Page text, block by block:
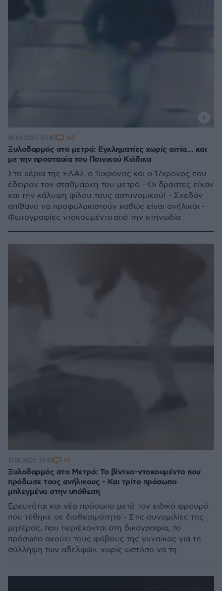
Ξυλοδαρμός στο μετρό: Εγκληματίες χωρίς αιτία... και
με την προστασία του Ποινικού Κώδικα
Στα χέρια της ΕΛΑΣ ο 15χρονος και ο 17χρονος που
έδειραν τον σταθμάρχη του μετρό - Οι δράστες είχαν
και την κάλυψη φίλου τους αστυνομικού! - Σχεδόν
απίθανο να προφυλακιστούν καθώς είναι ανήλικοι -
Φωτογραφίες ντοκουμέντο από την κτηνωδία
18.01.2021, 07:45 165
Ξυλοδαρμός στο Μετρό: Το βίντεο-ντοκουμέντο που
πρόδωσε τους ανήλικους - Και τρίτο πρόσωπο
μπλεγμένο στην υπόθεση
Ερευνάται και νέο πρόσωπο μετά τον ειδικό φρουρό
που τέθηκε σε διαθεσιμότητα - Στις συνομιλίες της
μητέρας, που περιέχονται στη δικογραφία, το
πρόσωπο ακούει τους φόβους της γυναίκας για τη
σύλληψη των αδελφών, χωρίς ωστόσο να τη
17.01.2021, 21:43 67